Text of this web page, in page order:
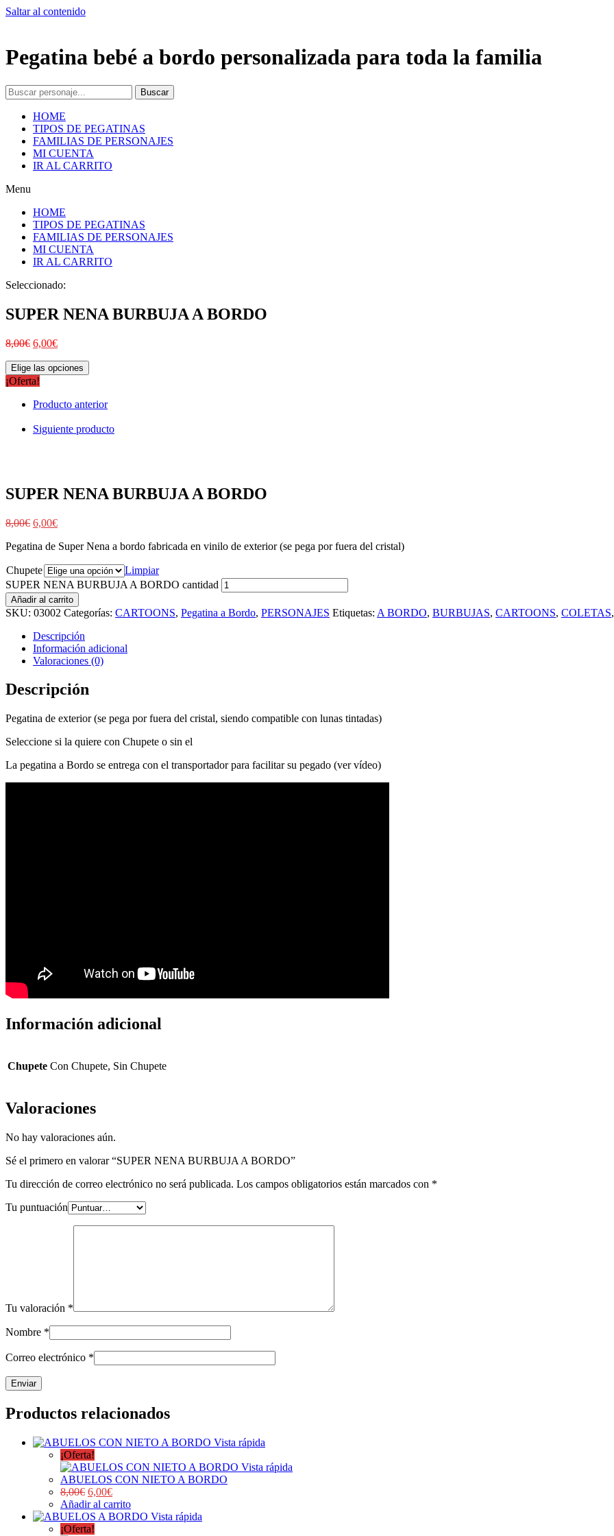
Saltar al contenido
Pegatina bebé a bordo personalizada para toda la familia
Buscar
HOME
TIPOS DE PEGATINAS
FAMILIAS DE PERSONAJES
MI CUENTA
IR AL CARRITO
Menu
HOME
TIPOS DE PEGATINAS
FAMILIAS DE PERSONAJES
MI CUENTA
IR AL CARRITO
Seleccionado:
SUPER NENA BURBUJA A BORDO
8,00€ 6,00€
Elige las opciones
¡Oferta!
Producto anterior
Siguiente producto
SUPER NENA BURBUJA A BORDO
8,00€ 6,00€
Pegatina de Super Nena a bordo fabricada en vinilo de exterior (se pega por fuera del cristal)
Chupete
Limpiar
SUPER NENA BURBUJA A BORDO cantidad
Añadir al carrito
SKU: 03002 Categorías: CARTOONS, Pegatina a Bordo, PERSONAJES Etiquetas: A BORDO, BURBUJAS, CARTOONS, COLETAS,
Descripción
Información adicional
Valoraciones (0)
Descripción
Pegatina de exterior (se pega por fuera del cristal, siendo compatible con lunas tintadas)
Seleccione si la quiere con Chupete o sin el
La pegatina a Bordo se entrega con el transportador para facilitar su pegado (ver vídeo)
Información adicional
Chupete Con Chupete, Sin Chupete
Valoraciones
No hay valoraciones aún.
Sé el primero en valorar “SUPER NENA BURBUJA A BORDO”
Tu dirección de correo electrónico no será publicada. Los campos obligatorios están marcados con *
Tu puntuación
Tu valoración *
Nombre *
Correo electrónico *
Productos relacionados
Vista rápida
¡Oferta!
Vista rápida
ABUELOS CON NIETO A BORDO
8,00€ 6,00€
Añadir al carrito
Vista rápida
¡Oferta!